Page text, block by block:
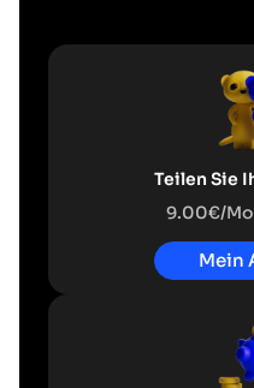
Teilen Sie
9.00€/
Mein